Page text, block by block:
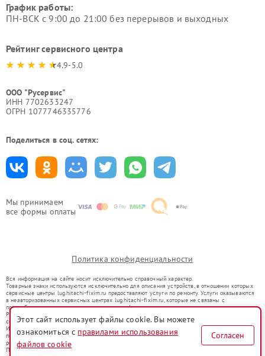
Мы принимаем
все формы оплаты
График работы:
ПН-ВСК с 9:00 до 21:00 без перерывов и выходных
Рейтинг сервисного центра
4.9-5.0
ООО "Русервис"
ИНН 7702633247
ОГРН 1077746335776
Поделиться в соц. сетях:
Политика конфиденциальности
Вся информация на сайте носит исключительно справочный характер.
Товарные знаки используются исключительно для описания устройств, в отношении которых
сервисные центры lug.hitachi-fixim.ru предоставляют услуги по ремонту. Услуги оказываются
в неавторизованных сервисных центрах lug.hitachi-fixim.ru, которые не связаны с
правообладателями товарных знаков или их официальными представителями.
Ремонт осуществляется для устройств, уже введенных в гражданский оборот в соответствии
со статьей 1487 ГК РФ.
Использование товарных знаков не преследует цели индивидуализации услуг или введения
потребителей в заблуждение, а служит для информирования о предоставляемых услугах по
ремонту техники указанных брендов.
Представленная на сайте информация не является публичной офертой, определяемой
Этот сайт использует файлы cookie. Вы можете
ознакомиться с правилами использования
файлов cookie
Согласен